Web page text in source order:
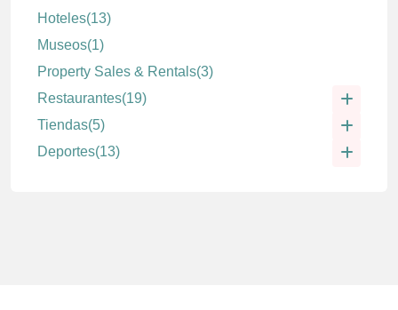
Hoteles(13)
Museos(1)
Property Sales & Rentals(3)
Restaurantes(19)
Tiendas(5)
Deportes(13)